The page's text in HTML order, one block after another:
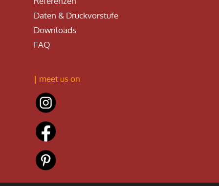
Daten & Druckvorstufe
Downloads
FAQ
| meet us on